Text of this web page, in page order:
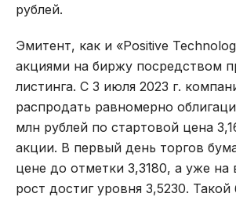
рублей.
Эмитент, как и «Positive
акциями на биржу посредством
листинга. С 3 июля 2023 г.
распродать равномерно
млн рублей по стартовой цена
акции. В первый день торгов
цене до отметки 3,3180, а уже на
рост достиг уровня 3,5230.